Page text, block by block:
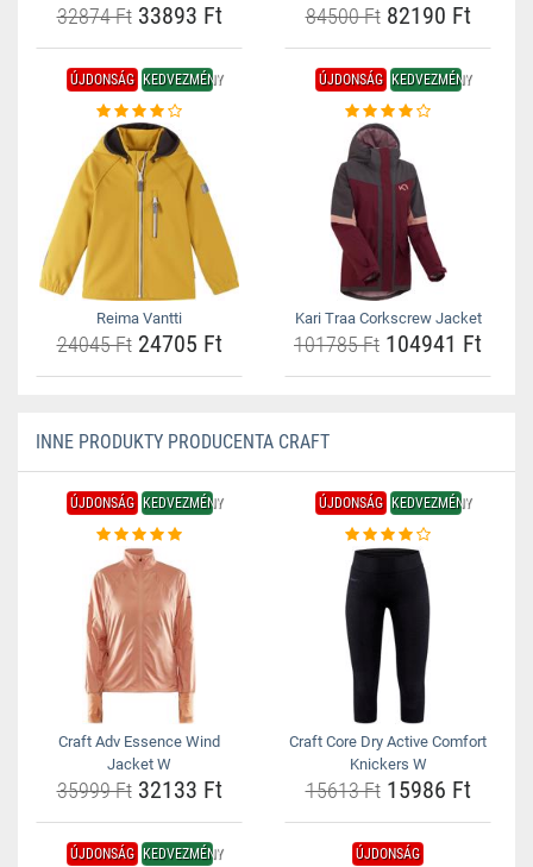
32874 Ft33893 Ft 84500 Ft82190 Ft
ÚJDONSÁG KEDVEZMÉNY
Reima Vantti
24045 Ft24705 Ft
ÚJDONSÁG KEDVEZMÉNY
Kari Traa Corkscrew Jacket
101785 Ft 104941 Ft
INNE PRODUKTY PRODUCENTA CRAFT
ÚJDONSÁG KEDVEZMÉNY
Craft Adv Essence Wind
Jacket W
35999 Ft32133 Ft
ÚJDONSÁG KEDVEZMÉNY
Craft Core Dry Active Comfort
Knickers W
15613 Ft15986 Ft
ÚJDONSÁG KEDVEZMÉNY ÚJDONSÁG